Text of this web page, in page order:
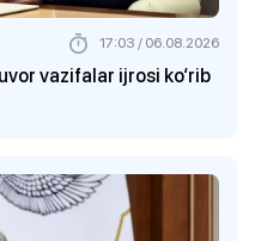
vazifalar ijrosi ko‘rib
17:03 / 06.08.2026